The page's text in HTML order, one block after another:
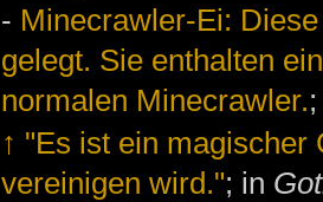
- Minecrawler-Ei:
gelegt. Sie enthalten
normalen Minecrawler.
↑ "Es ist ein magischer
vereinigen wird."; in